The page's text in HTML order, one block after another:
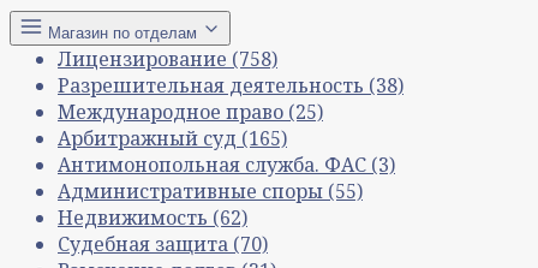
Магазин по отделам
Лицензирование (758)
Разрешительная деятельность (38)
Международное право (25)
Арбитражный суд (165)
Антимонопольная служба. ФАС (3)
Административные споры (55)
Недвижимость (62)
Судебная защита (70)